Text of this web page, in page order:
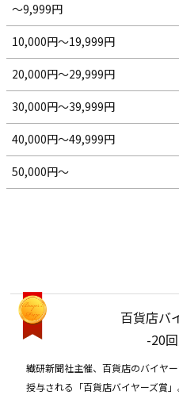
～9,999円
10,000円～19,999円
20,000円～29,999円
30,000円～39,999円
40,000円～49,999円
50,000円～
百貨店バ
-20
繊研新聞社主催、百貨店のバイヤ
授与される「百貨店バイヤーズ賞